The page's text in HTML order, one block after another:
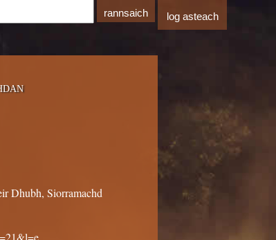
log asteach
Dhubh, Siorramachd